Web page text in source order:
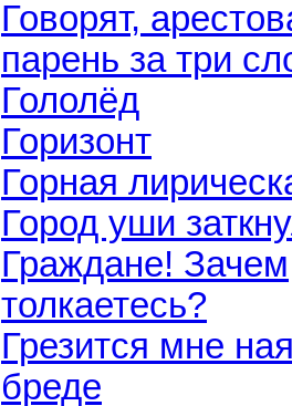
Говорят,
парень за три
Гололёд
Горизонт
Горная
Город уши
Граждане! Зачем
толкаетесь?
Грезится мне
бреде